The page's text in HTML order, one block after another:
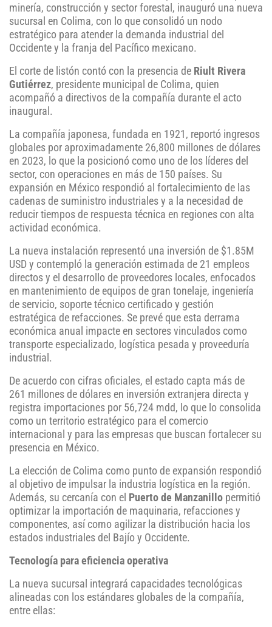
minería, construcción y sector forestal, inauguró una nueva
sucursal en Colima, con lo que consolidó un nodo
estratégico para atender la demanda industrial del
Occidente y la franja del Pacífico mexicano.
El corte de listón contó con la presencia de Riult Rivera
Gutiérrez, presidente municipal de Colima, quien
acompañó a directivos de la compañía durante el acto
inaugural.
La compañía japonesa, fundada en 1921, reportó ingresos
globales por aproximadamente 26,800 millones de dólares
en 2023, lo que la posicionó como uno de los líderes del
sector, con operaciones en más de 150 países. Su
expansión en México respondió al fortalecimiento de las
cadenas de suministro industriales y a la necesidad de
reducir tiempos de respuesta técnica en regiones con alta
actividad económica.
La nueva instalación representó una inversión de $1.85M
USD y contempló la generación estimada de 21 empleos
directos y el desarrollo de proveedores locales, enfocados
en mantenimiento de equipos de gran tonelaje, ingeniería
de servicio, soporte técnico certificado y gestión
estratégica de refacciones. Se prevé que esta derrama
económica anual impacte en sectores vinculados como
transporte especializado, logística pesada y proveeduría
industrial.
De acuerdo con cifras oficiales, el estado capta más de
261 millones de dólares en inversión extranjera directa y
registra importaciones por 56,724 mdd, lo que lo consolida
como un territorio estratégico para el comercio
internacional y para las empresas que buscan fortalecer su
presencia en México.
La elección de Colima como punto de expansión respondió
al objetivo de impulsar la industria logística en la región.
Además, su cercanía con el Puerto de Manzanillo permitió
optimizar la importación de maquinaria, refacciones y
componentes, así como agilizar la distribución hacia los
estados industriales del Bajío y Occidente.
Tecnología para eficiencia operativa
La nueva sucursal integrará capacidades tecnológicas
alineadas con los estándares globales de la compañía,
entre ellas: